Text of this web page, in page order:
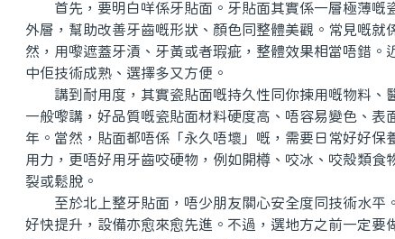
首先，要明白咩係牙貼面。牙貼面其實係一層極薄嘅
外層，幫助改善牙齒嘅形狀、顏色同整體美觀。常見嘅就
然，用嚟遮蓋牙漬、牙黃或者瑕疵，整體效果相當唔錯。
中佢技術成熟、選擇多又方便。
講到耐用度，其實瓷貼面嘅持久性同你揀用嘅物料、
一般嚟講，好品質嘅瓷貼面材料硬度高、唔容易變色、表
年。當然，貼面都唔係「永久唔壞」嘅，需要日常好好保
用力，更唔好用牙齒咬硬物，例如開樽、咬冰、咬殼類食
裂或鬆脫。
至於北上整牙貼面，唔少朋友關心安全度同技術水平
好快提升，設備亦愈來愈先進。不過，選地方之前一定要